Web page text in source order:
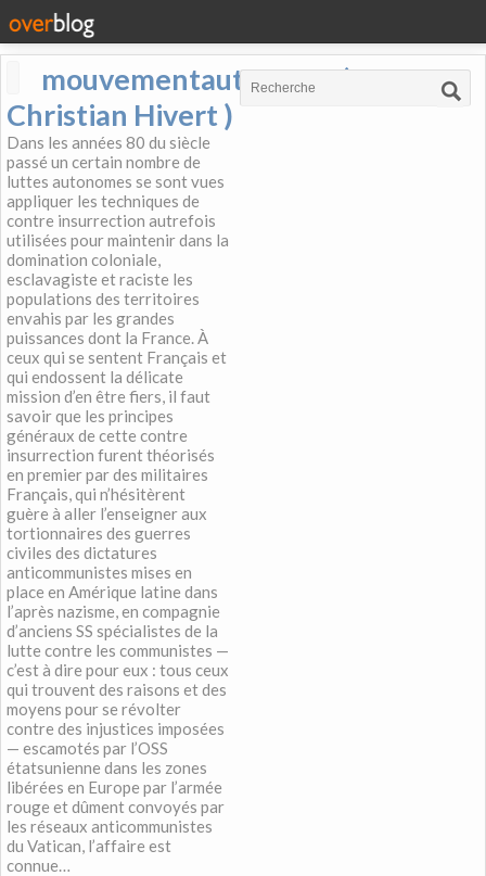
mouvementautonome (
Christian Hivert )
Dans les années 80 du siècle
passé un certain nombre de
luttes autonomes se sont vues
appliquer les techniques de
contre insurrection autrefois
utilisées pour maintenir dans la
domination coloniale,
esclavagiste et raciste les
populations des territoires
envahis par les grandes
puissances dont la France. À
ceux qui se sentent Français et
qui endossent la délicate
mission d’en être fiers, il faut
savoir que les principes
généraux de cette contre
insurrection furent théorisés
en premier par des militaires
Français, qui n’hésitèrent
guère à aller l’enseigner aux
tortionnaires des guerres
civiles des dictatures
anticommunistes mises en
place en Amérique latine dans
l’après nazisme, en compagnie
d’anciens SS spécialistes de la
lutte contre les communistes —
c’est à dire pour eux : tous ceux
qui trouvent des raisons et des
moyens pour se révolter
contre des injustices imposées
— escamotés par l’OSS
étatsunienne dans les zones
libérées en Europe par l’armée
rouge et dûment convoyés par
les réseaux anticommunistes
du Vatican, l’affaire est
connue…